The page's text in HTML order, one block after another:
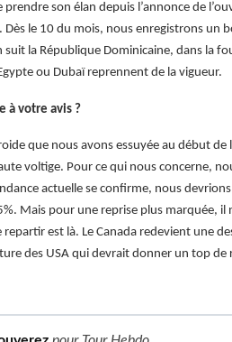
son élan depuis l’annonce de
le 10 du mois, nous enregistrons un
suit la République Dominicaine, dans la
ou Dubaï reprennent de la vigueur.
à votre avis ?
que nous avons essuyée au début de
voltige. Pour ce qui nous concerne,
actuelle se confirme, nous
Mais pour une reprise plus marquée, il
repartir est là. Le Canada redevient une
des USA qui devrait donner un top de